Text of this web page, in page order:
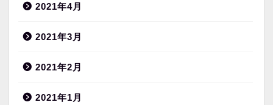
2021年4月
2021年3月
2021年2月
2021年1月